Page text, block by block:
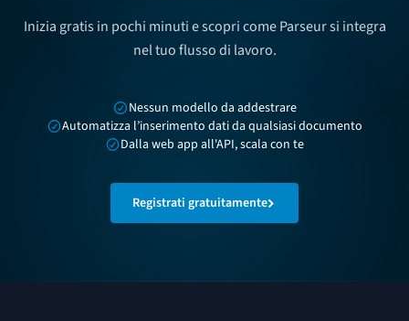
Inizia gratis in pochi minuti e scopri come Parseur si integra
nel tuo flusso di lavoro.
Nessun modello da addestrare
Automatizza l’inserimento dati da qualsiasi documento
Dalla web app all'API, scala con te
Registrati gratuitamente